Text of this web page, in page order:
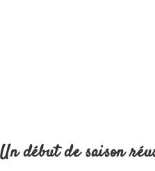
Un début de saison